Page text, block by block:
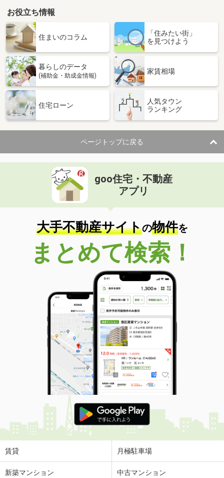
お役立ち情報
住まいのコラム
「住みたい街」
を見つけよう
暮らしのデータ
(補助金・助成金情報)
家賃相場
住宅ローン
人気タウン
ランキング
ページトップに戻る
goo住宅・不動産
アプリ
大手不動産サイトの物件を
まとめて検索！
賃貸 月極駐車場
新築マンション 中古マンション